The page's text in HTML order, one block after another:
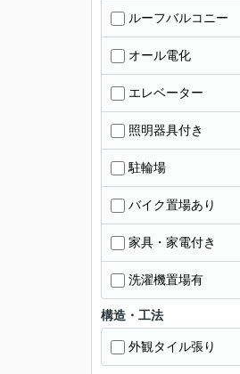
ルーフバルコニー
オール電化
エレベーター
照明器具付き
駐輪場
バイク置場あり
家具・家電付き
洗濯機置場有
構造・工法
外観タイル張り